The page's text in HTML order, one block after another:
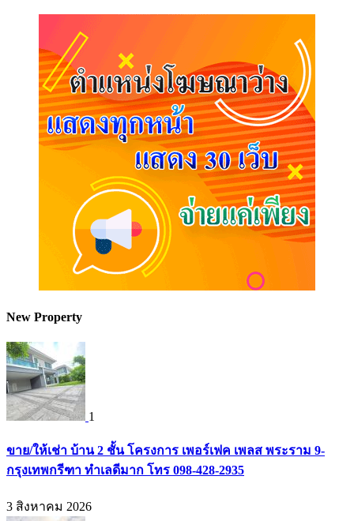
New Property
1
ขาย/ให้เช่า บ้าน 2 ชั้น โครงการ เพอร์เฟค เพลส พระราม 9-
กรุงเทพกรีฑา ทำเลดีมาก โทร 098-428-2935
3 สิงหาคม 2026